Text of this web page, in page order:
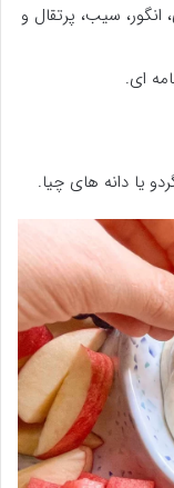
سیب، پرتقال و
ای.
یا دانه های چیا.